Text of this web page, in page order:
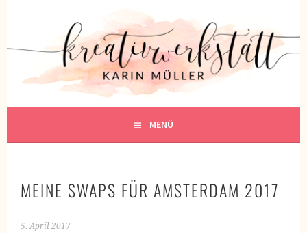
KREATIVWERKSTATT
KREATIV SEIN
MENÜ
MEINE SWAPS FÜR AMSTERDAM 2017
5. April 2017